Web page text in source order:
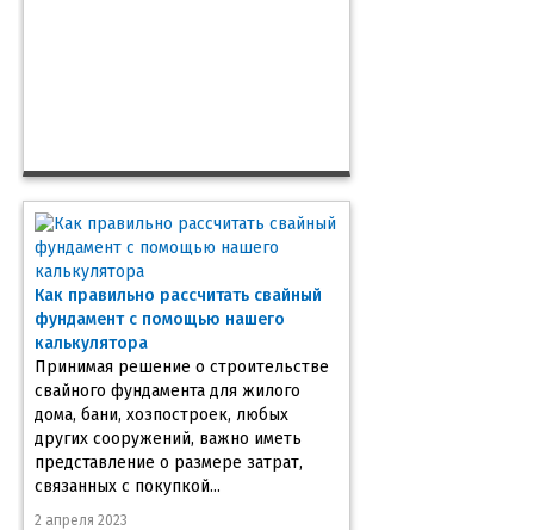
Как правильно рассчитать свайный
фундамент с помощью нашего
калькулятора
Принимая решение о строительстве
свайного фундамента для жилого
дома, бани, хозпостроек, любых
других сооружений, важно иметь
представление о размере затрат,
связанных с покупкой...
2 апреля 2023